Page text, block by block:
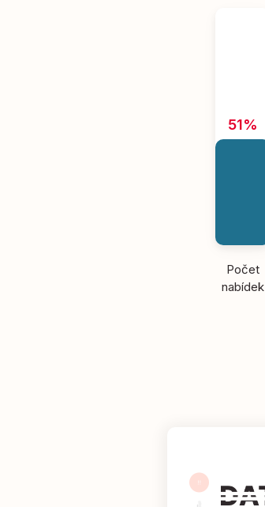
51%
Počet
nabídek